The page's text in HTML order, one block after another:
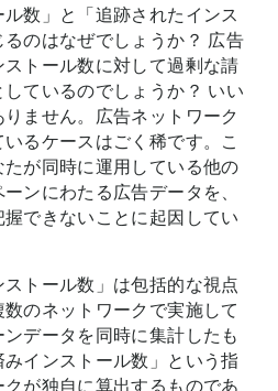
ル数」と「追跡されたインス
るのはなぜでしょうか？ 広告
トール数に対して過剰な請
ているのでしょうか？ いい
ません。広告ネットワーク
るケースはごく稀です。こ
が同時に運用している他の
ンにわたる広告データを、
できないことに起因してい
ストール数」は包括的な視点
のネットワークで実施して
データを同時に集計したも
インストール数」という指
が独自に算出するものであ